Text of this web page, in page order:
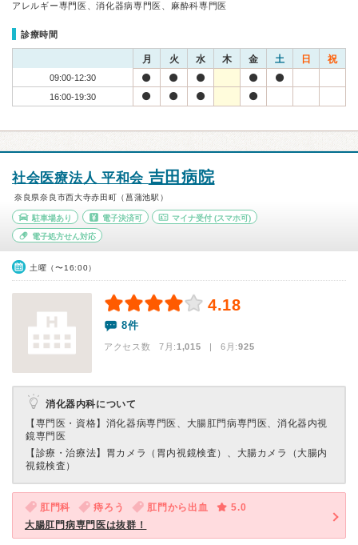
アレルギー専門医、消化器病専門医、麻酔科専門医
診療時間
月 火 水 木 金 土 日 祝
09:00-12:30
16:00-19:30
社会医療法人 平和会 吉田病院
奈良県奈良市西大寺赤田町（菖蒲池駅）
駐車場あり 電子決済可 マイナ受付 (スマホ可)
電子処方せん対応
土曜（〜16:00）
4.18
8件
アクセス数 7月:1,015 | 6月:925
消化器内科について
【専門医・資格】 消化器病専門医、大腸肛門病専門医、消化器内視
鏡専門医
【診療・治療法】 胃カメラ（胃内視鏡検査）、大腸カメラ（大腸内
視鏡検査）
肛門科 痔ろう 肛門から出血
5.0
大腸肛門病専門医は抜群！